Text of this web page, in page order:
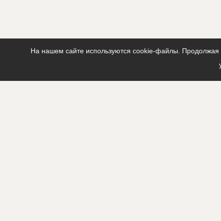
На нашем сайте используются cookie-файлы. Продолжая